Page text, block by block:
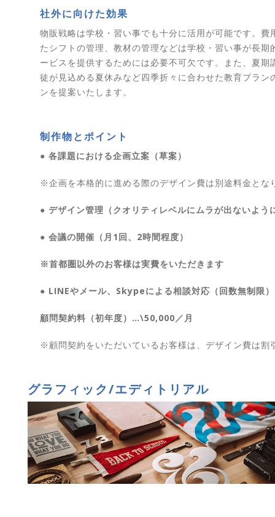
社外に向けた効果
物販戦略は学校・習い事でも十分に活用が可能です。費
たシフトの管理、教材の管理などは学校・習い事が長期
ービスを提供するためには必要不可欠です。また、夏期
徒が見込める夏休みなど四季折々に合わせた教育プラン
ンを提案いたします。
制作物とポイント
● 各課題における企画立案（草案）
※企画を本格的に進める際のデザイン費は別途料金とな
● デザイン管理（クオリティレベルにムラが出ないよう
● 会議の開催（月1回、2時間程度）
※首都圏以外のお客様は実費をいただきます
● LINEやメール、Skypeによる相談対応（回数無制限）
顧問契約料（初年度）…\50,000／月
※顧問契約をいただいているお客様は、デザイン費は割
グラフィック/エディトリアル